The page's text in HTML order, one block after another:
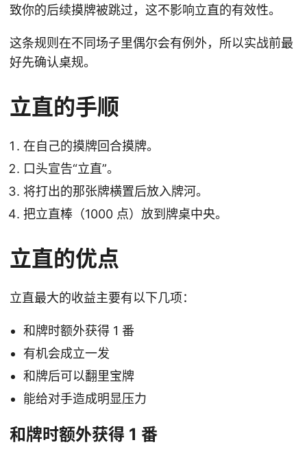
致你的后续摸牌被跳过，这不影响立直的有效性。
这条规则在不同场子里偶尔会有例外，所以实战前最
好先确认桌规。
立直的手顺
在自己的摸牌回合摸牌。
口头宣告“立直”。
将打出的那张牌横置后放入牌河。
把立直棒（1000 点）放到牌桌中央。
立直的优点
立直最大的收益主要有以下几项：
和牌时额外获得 1 番
有机会成立一发
和牌后可以翻里宝牌
能给对手造成明显压力
和牌时额外获得 1 番